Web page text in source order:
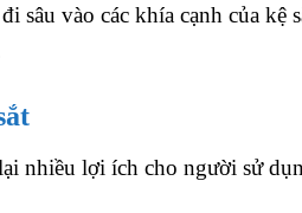
sâu vào các khía cạnh của
nhiều lợi ích cho người sử